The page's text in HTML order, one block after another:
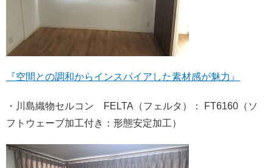
『空間との調和からインスパイアした素材感が魅力』
・川島織物セルコン FELTA（フェルタ）： FT6160（ソ
フトウェーブ加工付き：形態安定加工）